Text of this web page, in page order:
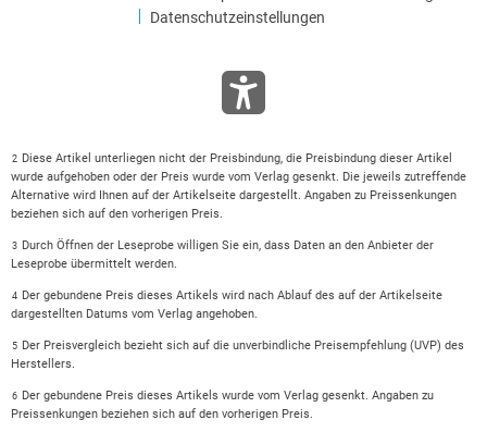
Datenschutzeinstellungen
2
Diese Artikel unterliegen nicht der Preisbindung, die Preisbindung dieser Artikel
wurde aufgehoben oder der Preis wurde vom Verlag gesenkt. Die jeweils zutreffende
Alternative wird Ihnen auf der Artikelseite dargestellt. Angaben zu Preissenkungen
beziehen sich auf den vorherigen Preis.
3
Durch Öffnen der Leseprobe willigen Sie ein, dass Daten an den Anbieter der
Leseprobe übermittelt werden.
4
Der gebundene Preis dieses Artikels wird nach Ablauf des auf der Artikelseite
dargestellten Datums vom Verlag angehoben.
5
Der Preisvergleich bezieht sich auf die unverbindliche Preisempfehlung (UVP) des
Herstellers.
6
Der gebundene Preis dieses Artikels wurde vom Verlag gesenkt. Angaben zu
Preissenkungen beziehen sich auf den vorherigen Preis.